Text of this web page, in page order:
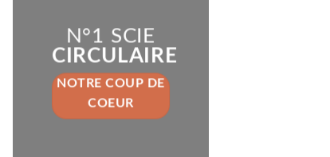
N°1 SCIE
CIRCULAIRE
NOTRE COUP DE
COEUR